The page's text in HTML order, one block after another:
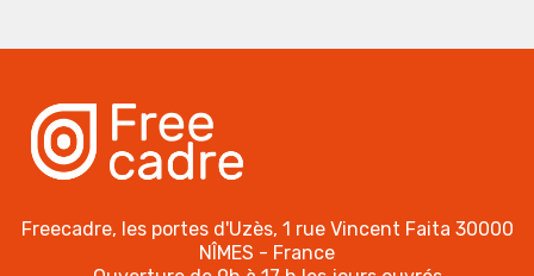
Freecadre, les portes d'Uzès, 1 rue Vincent Faita 30000
NÎMES - France